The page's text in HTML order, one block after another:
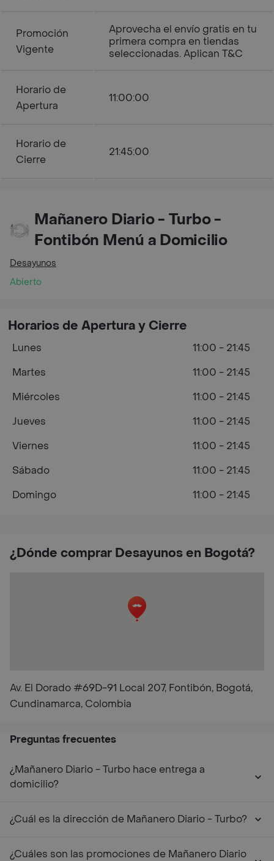
Promoción
Vigente
Aprovecha el envío gratis en tu
primera compra en tiendas
seleccionadas. Aplican T&C
Horario de
Apertura
11:00:00
Horario de
Cierre
21:45:00
Mañanero Diario - Turbo -
Fontibón Menú a Domicilio
Desayunos
Abierto
¿Dónde comprar Desayunos en Bogotá?
Av. El Dorado #69D-91 Local 207, Fontibón, Bogotá,
Cundinamarca, Colombia
Horarios de Apertura y Cierre
Lunes
11:00 - 21:45
Martes
11:00 - 21:45
Miércoles
11:00 - 21:45
Jueves
11:00 - 21:45
Viernes
11:00 - 21:45
Sábado
11:00 - 21:45
Domingo
11:00 - 21:45
Preguntas frecuentes
¿Mañanero Diario - Turbo hace entrega a
domicilio?
¿Cuál es la dirección de Mañanero Diario - Turbo?
¿Cuáles son las promociones de Mañanero Diario